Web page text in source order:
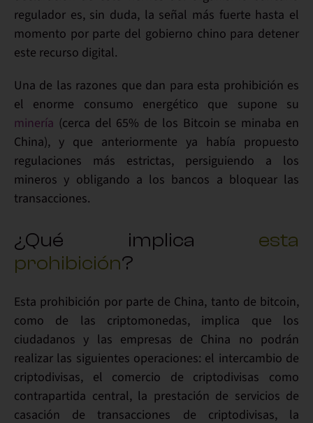
regulador es, sin duda, la señal más fuerte hasta el
momento por parte del gobierno chino para detener
este recurso digital.
Una de las razones que dan para esta prohibición es
el enorme consumo energético que supone su
minería (cerca del 65% de los Bitcoin se minaba en
China), y que anteriormente ya había propuesto
regulaciones más estrictas, persiguiendo a los
mineros y obligando a los bancos a bloquear las
transacciones.
¿Qué implica esta
prohibición?
Esta prohibición por parte de China, tanto de bitcoin,
como de las criptomonedas, implica que los
ciudadanos y las empresas de China no podrán
realizar las siguientes operaciones: el intercambio de
criptodivisas, el comercio de criptodivisas como
contrapartida central, la prestación de servicios de
casación de transacciones de criptodivisas, la